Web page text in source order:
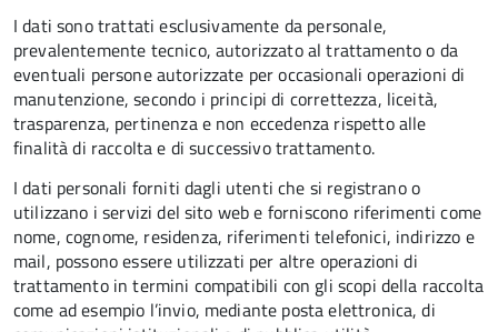
I dati sono trattati esclusivamente da personale,
prevalentemente tecnico, autorizzato al trattamento o da
eventuali persone autorizzate per occasionali operazioni di
manutenzione, secondo i principi di correttezza, liceità,
trasparenza, pertinenza e non eccedenza rispetto alle
finalità di raccolta e di successivo trattamento.
I dati personali forniti dagli utenti che si registrano o
utilizzano i servizi del sito web e forniscono riferimenti come
nome, cognome, residenza, riferimenti telefonici, indirizzo e
mail, possono essere utilizzati per altre operazioni di
trattamento in termini compatibili con gli scopi della raccolta
come ad esempio l’invio, mediante posta elettronica, di